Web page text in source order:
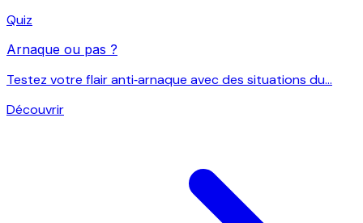
Quiz
Arnaque ou pas ?
Testez votre flair anti‑arnaque avec des situations du...
Découvrir